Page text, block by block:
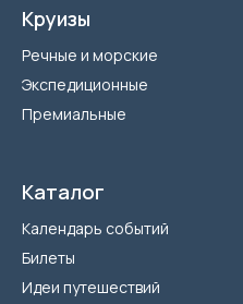
Круизы
Речные и морские
Экспедиционные
Премиальные
Каталог
Календарь событий
Билеты
Идеи путешествий